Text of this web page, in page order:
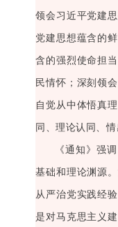
领会习近平党建
党建思想蕴含的
含的强烈使命担
民情怀；深刻领
自觉从中体悟真
同、理论认同、情
《通知》强
基础和理论渊源
从严治党实践经
是对马克思主义